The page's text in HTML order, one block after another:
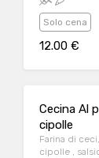
Solo cena
12.00 €
Cecina Al
cipolle
Farina di
cipolle ,